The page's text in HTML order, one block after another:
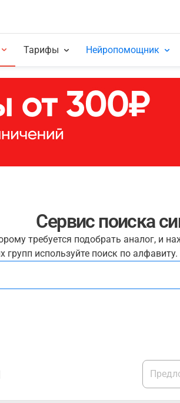
Тарифы Нейропомощник
Сервис поиска
требуется подобрать аналог, и
групп используйте поиск по алфавиту.